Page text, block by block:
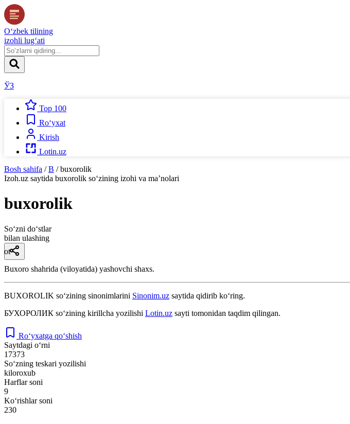
O‘zbek tilining
izohli lug‘ati
ЎЗ
Top 100
Ro‘yxat
Kirish
Lotin.uz
Bosh sahifa / B / buxorolik
Izoh.uz saytida buxorolik so‘zining izohi va ma’nolari
buxorolik
So‘zni do‘stlar
bilan ulashing
ot
Buxoro shahrida (viloyatida) yashovchi shaxs.
BUXOROLIK so‘zining sinonimlarini Sinonim.uz saytida qidirib ko‘ring.
БУХОРОЛИК so‘zining kirillcha yozilishi Lotin.uz sayti tomonidan taqdim qilingan.
Ro‘yxatga qo‘shish
Saytdagi o‘rni
17373
So‘zning teskari yozilishi
kiloroxub
Harflar soni
9
Ko‘rishlar soni
230